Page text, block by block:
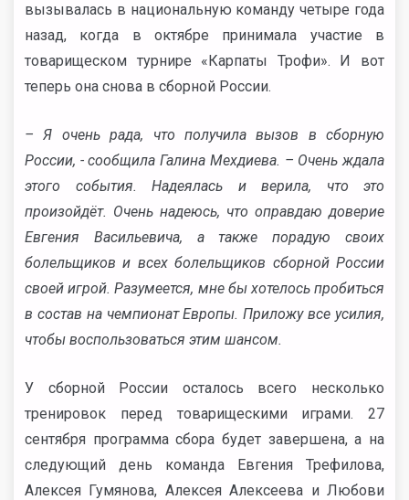
вызывалась в национальную команду четыре года
назад, когда в октябре принимала участие в
товарищеском турнире «Карпаты Трофи». И вот
теперь она снова в сборной России.
– Я очень рада, что получила вызов в сборную
России, - сообщила Галина Мехдиева. – Очень ждала
этого события. Надеялась и верила, что это
произойдёт. Очень надеюсь, что оправдаю доверие
Евгения Васильевича, а также порадую своих
болельщиков и всех болельщиков сборной России
своей игрой. Разумеется, мне бы хотелось пробиться
в состав на чемпионат Европы. Приложу все усилия,
чтобы воспользоваться этим шансом.
У сборной России осталось всего несколько
тренировок перед товарищескими играми. 27
сентября программа сбора будет завершена, а на
следующий день команда Евгения Трефилова,
Алексея Гумянова, Алексея Алексеева и Любови